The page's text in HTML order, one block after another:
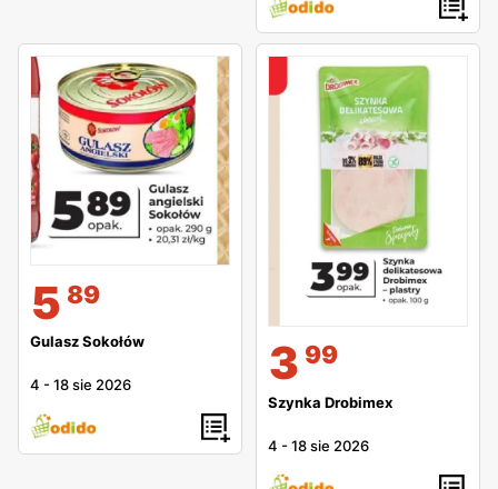
5 89
Gulasz Sokołów
4 -18 sie 2026 3 99
Szynka Drobimex
4 -18 sie 2026